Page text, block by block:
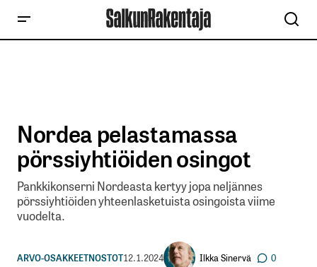
Nordea pelastamassa
pörssiyhtiöiden osingot
Pankkikonserni Nordeasta kertyy jopa neljännes
pörssiyhtiöiden yhteenlasketuista osingoista viime
vuodelta.
ARVO-OSAKKEETNOSTOT12.1.2024 Ilkka Sinervä 0